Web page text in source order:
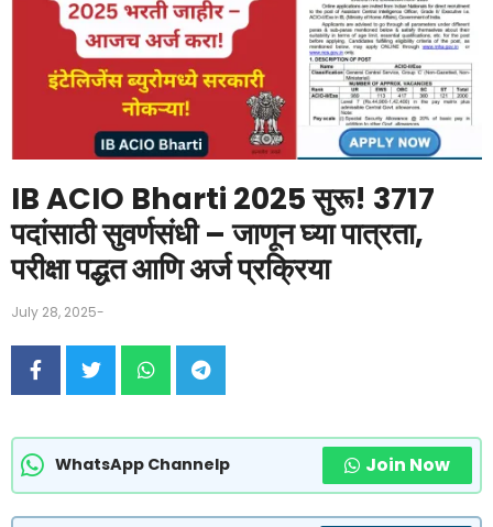
IB ACIO Bharti 2025 सुरू! 3717
पदांसाठी सुवर्णसंधी – जाणून घ्या पात्रता,
परीक्षा पद्धत आणि अर्ज प्रक्रिया
July 28, 2025-
WhatsApp Channelp Join Now